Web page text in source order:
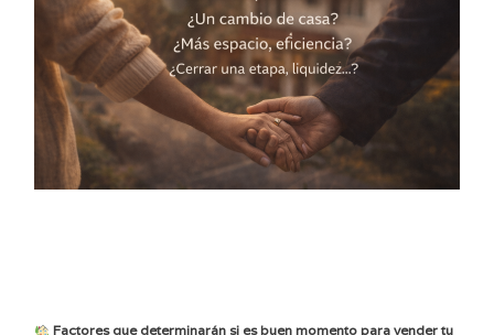
Factores que determinarán si es buen momento para vender tu